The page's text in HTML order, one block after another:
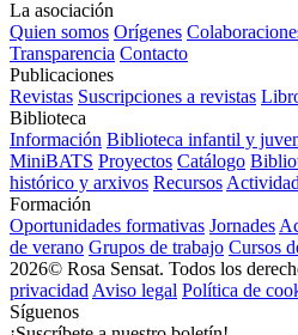
La asociación
Quien somos Orígenes
Transparencia Contacto
Publicaciones
Revistas Suscripciones a revistas
Biblioteca
Información Biblioteca infantil y
MiniBATS Proyectos Catálogo
histórico y arxivos Recursos
Formación
Oportunidades formativas Jornades
de verano Grupos de trabajo Cursos
2026© Rosa Sensat. Todos los
privacidad Aviso legal Política de
Síguenos